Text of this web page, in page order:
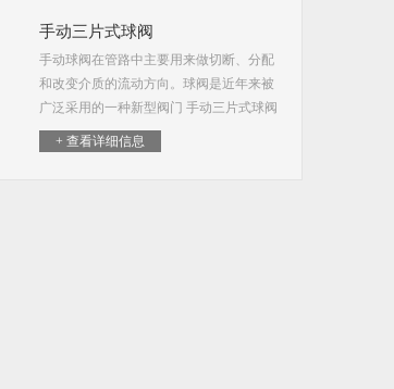
手动三片式球阀
手动球阀在管路中主要用来做切断、分配
和改变介质的流动方向。球阀是近年来被
广泛采用的一种新型阀门 手动三片式球阀
+ 查看详细信息